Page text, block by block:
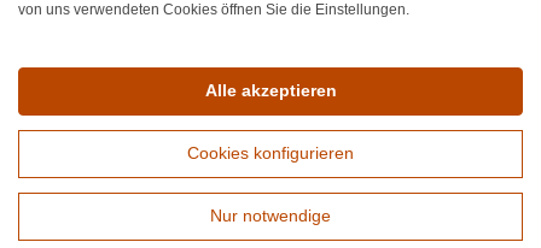
*Alle Preise inkl. MwST zzgl. 5,90€ Versandkosten je Winzer.
Versandkostenfrei ab 12 Flaschen je Winzer.
Copyright © 2010 - 2026 WirWinzer GmbH
von uns verwendeten Cookies öffnen Sie die Einstellungen.
Alle akzeptieren
Cookies konfigurieren
Nur notwendige